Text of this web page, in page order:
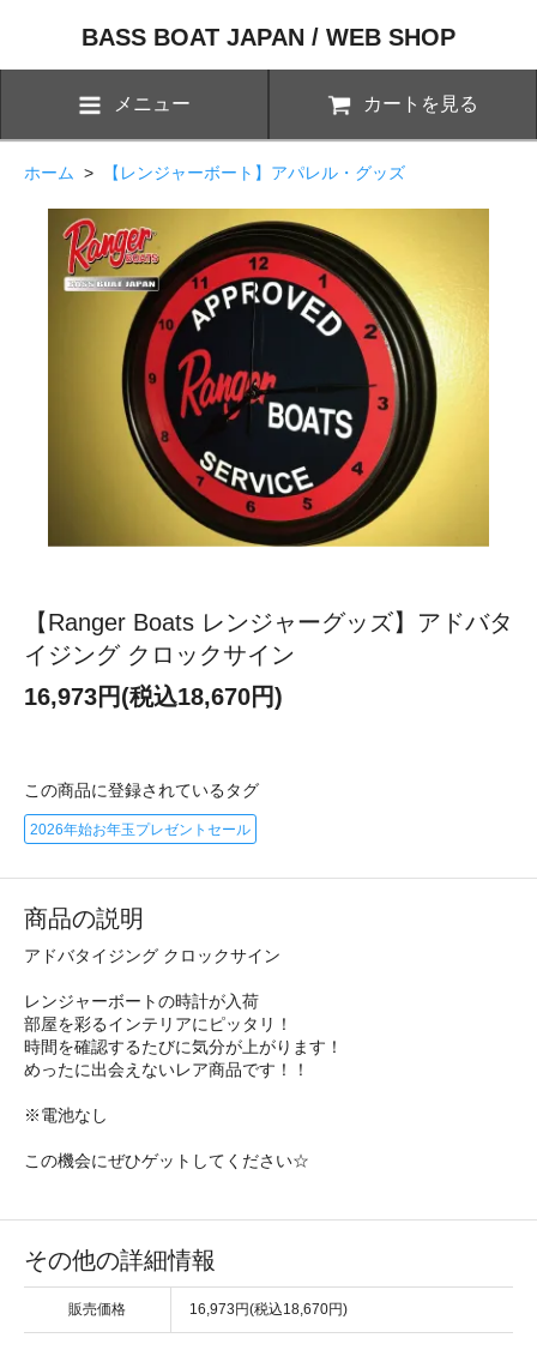
BASS BOAT JAPAN / WEB SHOP
メニュー カートを見る
ホーム > 【レンジャーボート】アパレル・グッズ
【Ranger Boats レンジャーグッズ】アドバタ
イジング クロックサイン
16,973円(税込18,670円)
この商品に登録されているタグ
2026年始お年玉プレゼントセール
商品の説明
アドバタイジング クロックサイン
レンジャーボートの時計が入荷
部屋を彩るインテリアにピッタリ！
時間を確認するたびに気分が上がります！
めったに出会えないレア商品です！！
※電池なし
この機会にぜひゲットしてください☆
その他の詳細情報
販売価格 16,973円(税込18,670円)